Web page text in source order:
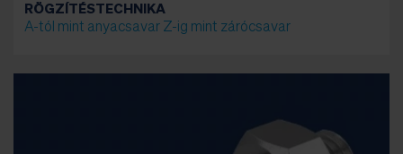
RÖGZÍTÉSTECHNIKA
A-tól mint anyacsavar Z-ig mint zárócsavar